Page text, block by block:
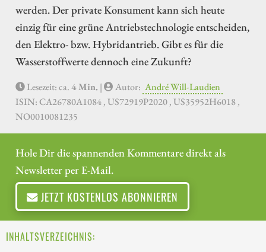
werden. Der private Konsument kann sich heute
einzig für eine grüne Antriebstechnologie entscheiden,
den Elektro- bzw. Hybridantrieb. Gibt es für die
Wasserstoffwerte dennoch eine Zukunft?
Lesezeit: ca.4 Min. | Autor: André Will-Laudien
ISIN: CA26780A1084 , US72919P2020 , US35952H6018 ,
NO0010081235
Hole Dir die spannenden Kommentare direkt als
Newsletter per E-Mail.
JETZT KOSTENLOS ABONNIEREN
INHALTSVERZEICHNIS: